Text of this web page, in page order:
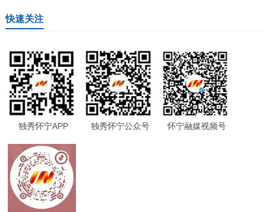
快速关注
独秀怀宁APP 独秀怀宁公众号 怀宁融媒视频号